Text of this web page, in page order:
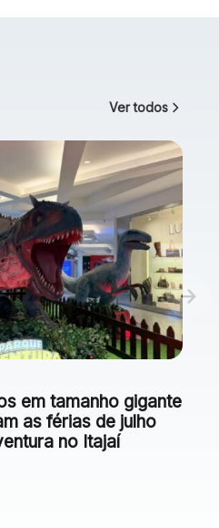
Ver todos
em tamanho gigante
as férias de julho
no Itajaí